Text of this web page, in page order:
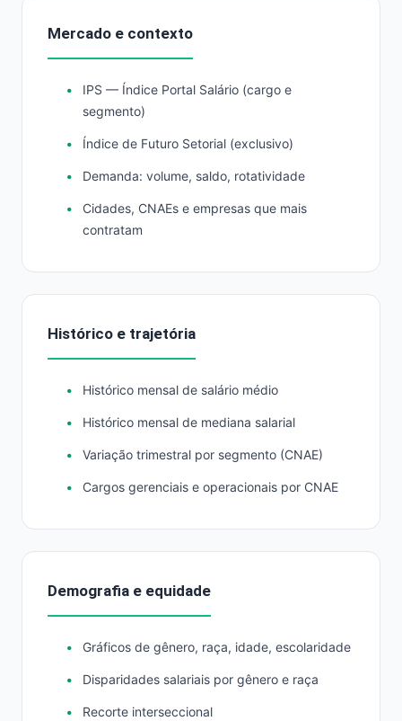
Mercado e contexto
IPS — Índice Portal Salário (cargo e
segmento)
Índice de Futuro Setorial (exclusivo)
Demanda: volume, saldo, rotatividade
Cidades, CNAEs e empresas que mais
contratam
Histórico e trajetória
Histórico mensal de salário médio
Histórico mensal de mediana salarial
Variação trimestral por segmento (CNAE)
Cargos gerenciais e operacionais por CNAE
Demografia e equidade
Gráficos de gênero, raça, idade, escolaridade
Disparidades salariais por gênero e raça
Recorte interseccional